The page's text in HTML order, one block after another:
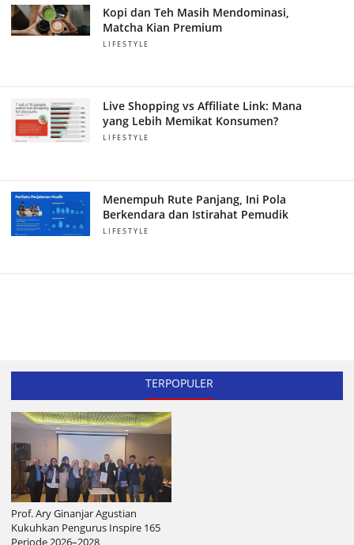
Kopi dan Teh Masih Mendominasi,
Matcha Kian Premium
LIFESTYLE
Live Shopping vs Affiliate Link: Mana
yang Lebih Memikat Konsumen?
LIFESTYLE
Menempuh Rute Panjang, Ini Pola
Berkendara dan Istirahat Pemudik
LIFESTYLE
TERPOPULER
Prof. Ary Ginanjar Agustian
Kukuhkan Pengurus Inspire 165
Periode 2026–2028